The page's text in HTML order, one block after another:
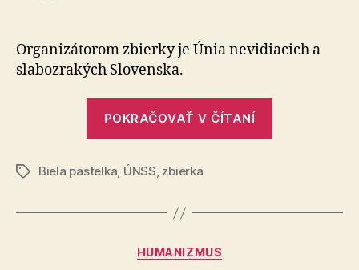
Organizátorom zbierky je Únia nevidiacich a
slabozrakých Slovenska.
POKRAČOVAŤ V ČÍTANÍ
ktorá
ZnačkyBiela pastelka, ÚNSS, zbierka
Kategórie
HUMANIZMUS